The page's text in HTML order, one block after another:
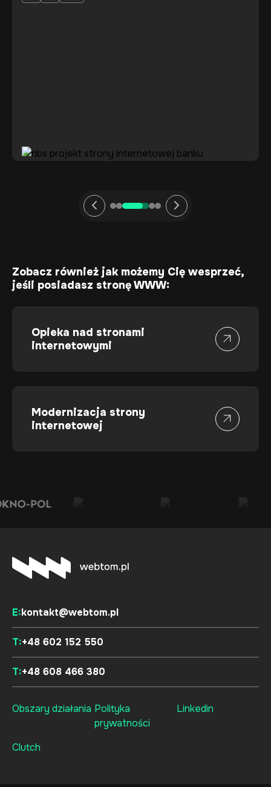
Zobacz również jak możemy Cię wesprzeć,
jeśli posiadasz stronę WWW:
Opieka nad stronami
internetowymi
Modernizacja strony
internetowej
E:kontakt@webtom.pl
T:+48 602 152 550
T:+48 608 466 380
Obszary działania Polityka
prywatności
Linkedin
Clutch